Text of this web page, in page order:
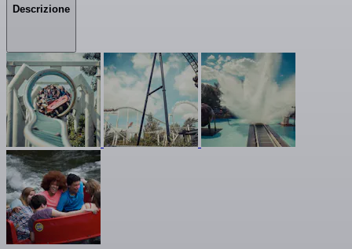
Descrizione